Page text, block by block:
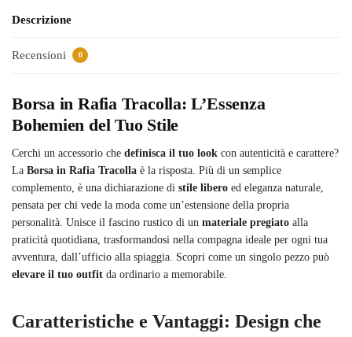
Descrizione
Recensioni 0
Borsa in Rafia Tracolla: L’Essenza
Bohemien del Tuo Stile
Cerchi un accessorio che definisca il tuo look con autenticità e carattere?
La Borsa in Rafia Tracolla è la risposta. Più di un semplice
complemento, è una dichiarazione di stile libero ed eleganza naturale,
pensata per chi vede la moda come un’estensione della propria
personalità. Unisce il fascino rustico di un materiale pregiato alla
praticità quotidiana, trasformandosi nella compagna ideale per ogni tua
avventura, dall’ufficio alla spiaggia. Scopri come un singolo pezzo può
elevare il tuo outfit da ordinario a memorabile.
Caratteristiche e Vantaggi: Design che